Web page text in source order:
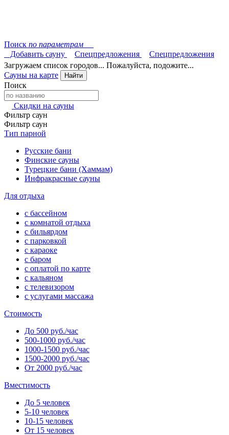
Поиск по параметрам
Добавить сауну
Спецпредложения
Спецпредложения
Загружаем список городов... Пожалуйста, подожите...
Сауны на карте
Найти
Поиск
Скидки на сауны
Фильтр саун
Фильтр саун
Тип парной
Русские бани
Финские сауны
Турецкие бани (Хаммам)
Инфракрасные сауны
Для отдыха
с бассейном
с комнатой отдыха
с бильярдом
с парковкой
с караоке
с баром
с оплатой по карте
с кальяном
с телевизором
с услугами массажа
Стоимость
До 500 руб./час
500-1000 руб./час
1000-1500 руб./час
1500-2000 руб./час
От 2000 руб./час
Вместимость
До 5 человек
5-10 человек
10-15 человек
От 15 человек